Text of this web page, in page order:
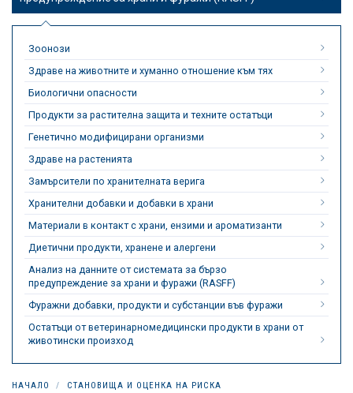
Зоонози
Здраве на животните и хуманно отношение към тях
Биологични опасности
Продукти за растителна защита и техните остатъци
Генетично модифицирани организми
Здраве на растенията
Замърсители по хранителната верига
Хранителни добавки и добавки в храни
Материали в контакт с храни, ензими и ароматизанти
Диетични продукти, хранене и алергени
Анализ на данните от системата за бързо
предупреждение за храни и фуражи (RASFF)
Фуражни добавки, продукти и субстанции във фуражи
Остатъци от ветеринарномедицински продукти в храни от
животински произход
НАЧАЛО
СТАНОВИЩА И ОЦЕНКА НА РИСКА